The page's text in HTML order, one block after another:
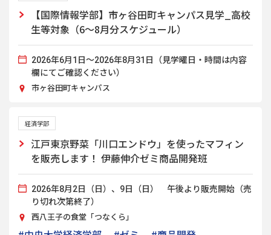
【国際情報学部】市ヶ谷田町キャンパス見学_高校
生等対象（6～8月分スケジュール）
2026年6月1日～2026年8月31日（見学曜日・時間は内容
欄にてご確認ください）
市ヶ谷田町キャンパス
経済学部
江戸東京野菜「川口エンドウ」を使ったマフィン
を販売します！ 伊藤伸介ゼミ商品開発班
2026年8月2日（日）、9日（日） 午後より販売開始（売
り切れ次第終了）
西八王子の食堂「つなくら」